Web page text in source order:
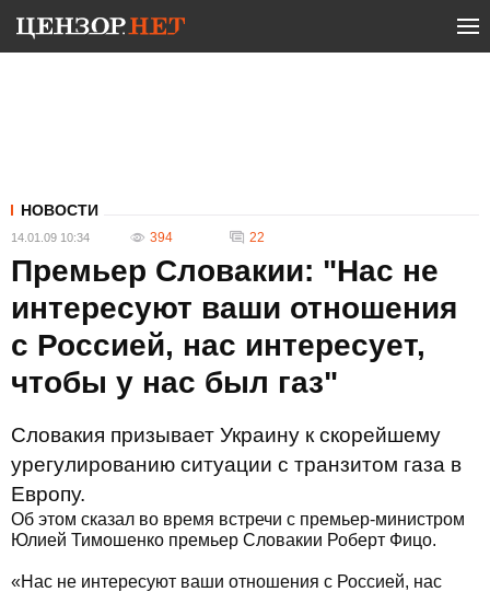
НОВОСТИ
14.01.09 10:34 394 22
Премьер Словакии: "Нас не
интересуют ваши отношения
с Россией, нас интересует,
чтобы у нас был газ"
Словакия призывает Украину к скорейшему
урегулированию ситуации с транзитом газа в
Европу.
Об этом сказал во время встречи с премьер-министром
Юлией Тимошенко премьер Словакии Роберт Фицо.
«Нас не интересуют ваши отношения с Россией, нас